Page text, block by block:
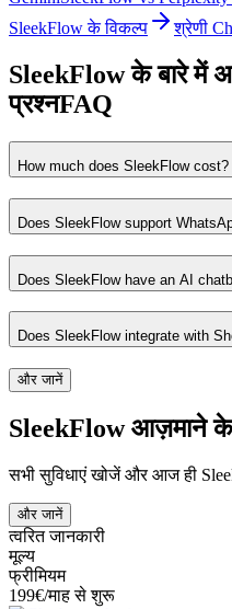
SleekFlow के विकल्प
श्रेणी
SleekFlow के बारे में
प्रश्नFAQ
How much does SleekFlow cost?
Does SleekFlow support
Does SleekFlow have an AI
Does SleekFlow integrate with
और जानें
SleekFlow आज़माने के
सभी सुविधाएं खोजें और आज ही
और जानें
त्वरित जानकारी
मूल्य
फ्रीमियम
199€/माह से शुरू